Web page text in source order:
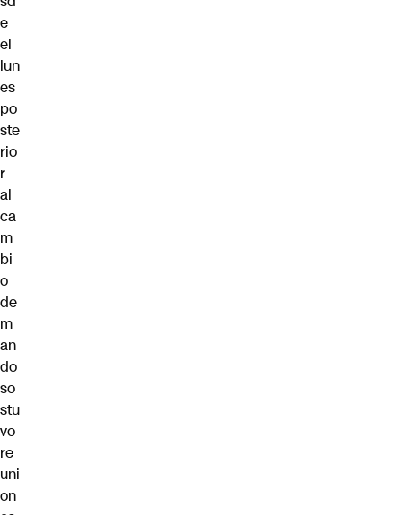
e
el
lun
es
po
ste
rio
r
al
ca
m
bi
o
de
m
an
do
so
stu
vo
re
uni
on